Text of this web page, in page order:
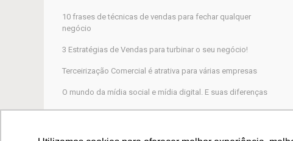
10 frases de técnicas de vendas para fechar qualquer
negócio
3 Estratégias de Vendas para turbinar o seu negócio!
Terceirização Comercial é atrativa para várias empresas
O mundo da mídia social e mídia digital. E suas diferenças
Marketing Digital, por que não funciona para a maioria das